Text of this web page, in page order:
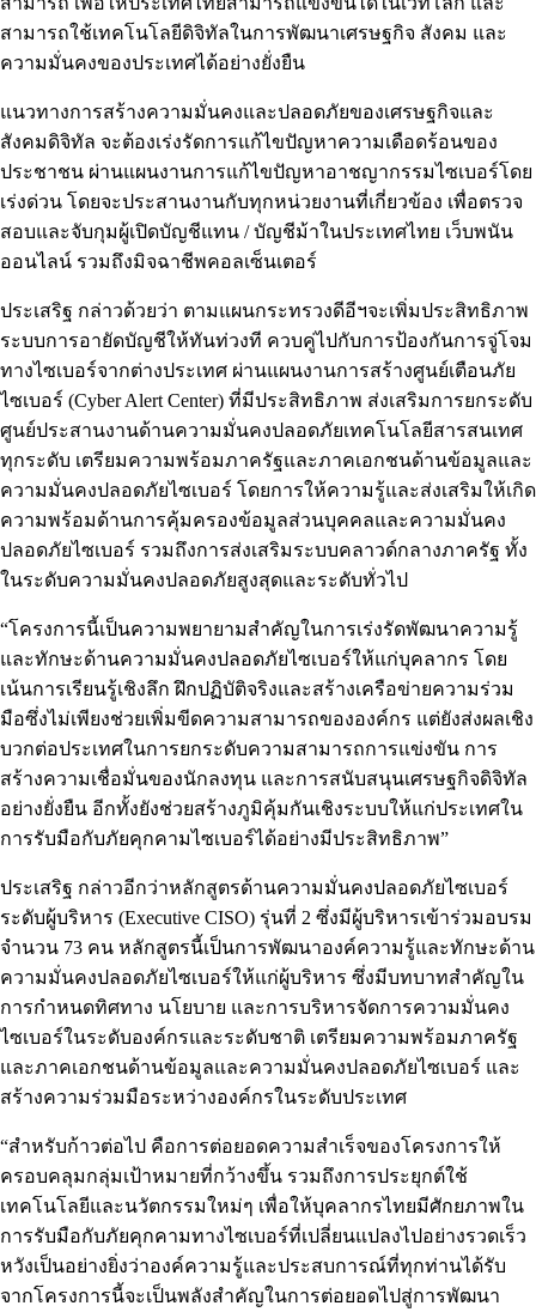
สามารถใช้เทคโนโลยีดิจิทัลในการพัฒนาเศรษฐกิจ สังคม และ
ความมั่นคงของประเทศได้อย่างยั่งยืน
แนวทางการสร้างความมั่นคงและปลอดภัยของเศรษฐกิจและ
สังคมดิจิทัล จะต้องเร่งรัดการแก้ไขปัญหาความเดือดร้อนของ
ประชาชน ผ่านแผนงานการแก้ไขปัญหาอาชญากรรมไซเบอร์โดย
เร่งด่วน โดยจะประสานงานกับทุกหน่วยงานที่เกี่ยวข้อง เพื่อตรวจ
สอบและจับกุมผู้เปิดบัญชีแทน / บัญชีม้าในประเทศไทย เว็บพนัน
ออนไลน์ รวมถึงมิจฉาชีพคอลเซ็นเตอร์
ประเสริฐ กล่าวด้วยว่า ตามแผนกระทรวงดีอีฯจะเพิ่มประสิทธิภาพ
ระบบการอายัดบัญชีให้ทันท่วงที ควบคู่ไปกับการป้องกันการจู่โจม
ทางไซเบอร์จากต่างประเทศ ผ่านแผนงานการสร้างศูนย์เตือนภัย
ไซเบอร์ (Cyber Alert Center) ที่มีประสิทธิภาพ ส่งเสริมการยกระดับ
ศูนย์ประสานงานด้านความมั่นคงปลอดภัยเทคโนโลยีสารสนเทศ
ทุกระดับ เตรียมความพร้อมภาครัฐและภาคเอกชนด้านข้อมูลและ
ความมั่นคงปลอดภัยไซเบอร์ โดยการให้ความรู้และส่งเสริมให้เกิด
ความพร้อมด้านการคุ้มครองข้อมูลส่วนบุคคลและความมั่นคง
ปลอดภัยไซเบอร์ รวมถึงการส่งเสริมระบบคลาวด์กลางภาครัฐ ทั้ง
ในระดับความมั่นคงปลอดภัยสูงสุดและระดับทั่วไป
“โครงการนี้เป็นความพยายามสำคัญในการเร่งรัดพัฒนาความรู้
และทักษะด้านความมั่นคงปลอดภัยไซเบอร์ให้แก่บุคลากร โดย
เน้นการเรียนรู้เชิงลึก ฝึกปฏิบัติจริงและสร้างเครือข่ายความร่วม
มือซึ่งไม่เพียงช่วยเพิ่มขีดความสามารถขององค์กร แต่ยังส่งผลเชิง
บวกต่อประเทศในการยกระดับความสามารถการแข่งขัน การ
สร้างความเชื่อมั่นของนักลงทุน และการสนับสนุนเศรษฐกิจดิจิทัล
อย่างยั่งยืน อีกทั้งยังช่วยสร้างภูมิคุ้มกันเชิงระบบให้แก่ประเทศใน
การรับมือกับภัยคุกคามไซเบอร์ได้อย่างมีประสิทธิภาพ”
ประเสริฐ กล่าวอีกว่าหลักสูตรด้านความมั่นคงปลอดภัยไซเบอร์
ระดับผู้บริหาร (Executive CISO) รุ่นที่ 2 ซึ่งมีผู้บริหารเข้าร่วมอบรม
จำนวน 73 คน หลักสูตรนี้เป็นการพัฒนาองค์ความรู้และทักษะด้าน
ความมั่นคงปลอดภัยไซเบอร์ให้แก่ผู้บริหาร ซึ่งมีบทบาทสำคัญใน
การกำหนดทิศทาง นโยบาย และการบริหารจัดการความมั่นคง
ไซเบอร์ในระดับองค์กรและระดับชาติ เตรียมความพร้อมภาครัฐ
และภาคเอกชนด้านข้อมูลและความมั่นคงปลอดภัยไซเบอร์ และ
สร้างความร่วมมือระหว่างองค์กรในระดับประเทศ
“สำหรับก้าวต่อไป คือการต่อยอดความสำเร็จของโครงการให้
ครอบคลุมกลุ่มเป้าหมายที่กว้างขึ้น รวมถึงการประยุกต์ใช้
เทคโนโลยีและนวัตกรรมใหม่ๆ เพื่อให้บุคลากรไทยมีศักยภาพใน
การรับมือกับภัยคุกคามทางไซเบอร์ที่เปลี่ยนแปลงไปอย่างรวดเร็ว
หวังเป็นอย่างยิ่งว่าองค์ความรู้และประสบการณ์ที่ทุกท่านได้รับ
จากโครงการนี้จะเป็นพลังสำคัญในการต่อยอดไปสู่การพัฒนา